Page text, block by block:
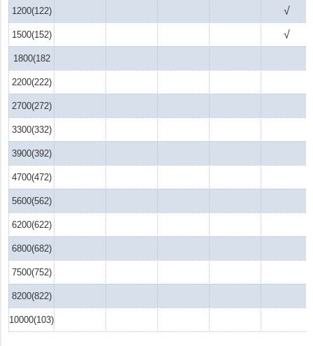
1200(122) √
1500(152) √
1800(182
2200(222)
2700(272)
3300(332)
3900(392)
4700(472)
5600(562)
6200(622)
6800(682)
7500(752)
8200(822)
10000(103)